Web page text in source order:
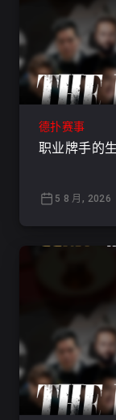
德扑赛事
职业牌手的
5 8 月, 2026